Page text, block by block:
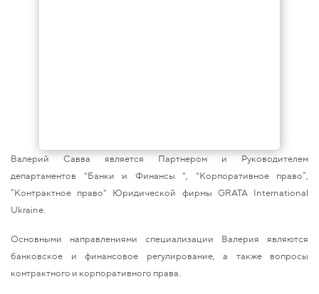
Валерий Савва является Партнером и Руководителем
департаментов "Банки и Финансы ", "Корпоративное право”,
“Контрактное право" Юридической фирмы GRATA International
Ukraine.
Основными направлениями специализации Валерия являются
банковское и финансовое регулирование, а также вопросы
контрактного и корпоративного права.